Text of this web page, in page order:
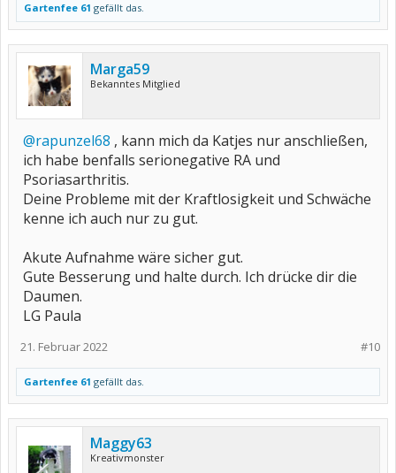
Gartenfee 61 gefällt das.
Marga59
Bekanntes Mitglied
@rapunzel68 , kann mich da Katjes nur anschließen,
ich habe benfalls serionegative RA und
Psoriasarthritis.
Deine Probleme mit der Kraftlosigkeit und Schwäche
kenne ich auch nur zu gut.
Akute Aufnahme wäre sicher gut.
Gute Besserung und halte durch. Ich drücke dir die
Daumen.
LG Paula
#10
21. Februar 2022
Gartenfee 61 gefällt das.
Maggy63
Kreativmonster